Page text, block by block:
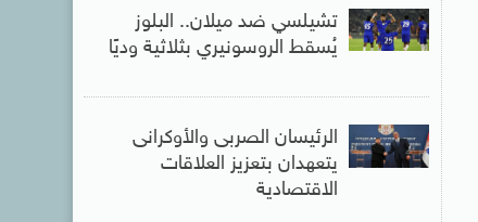
تشيلسي ضد ميلان.. البلوز
يُسقط الروسونيري بثلاثية وديًا
الرئيسان الصربى والأوكرانى
يتعهدان بتعزيز العلاقات
الاقتصادية